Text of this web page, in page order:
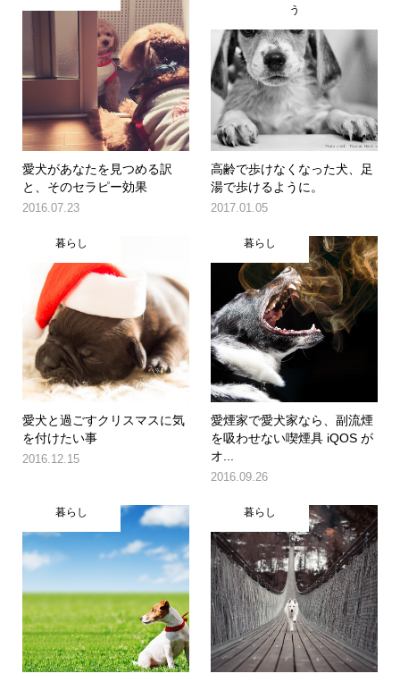
愛犬があなたを見つめる訳
と、そのセラピー効果
2016.07.23
う
高齢で歩けなくなった犬、足
湯で歩けるように。
2017.01.05
暮らし
愛犬と過ごすクリスマスに気
を付けたい事
2016.12.15
暮らし
愛煙家で愛犬家なら、副流煙
を吸わせない喫煙具 iQOS が
オ...
2016.09.26
暮らし 暮らし